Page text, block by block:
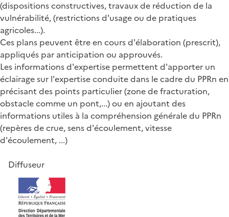
(dispositions constructives, travaux de réduction de la
vulnérabilité, (restrictions d'usage ou de pratiques
agricoles...).
Ces plans peuvent être en cours d'élaboration (prescrit),
appliqués par anticipation ou approuvés.
Les informations d'expertise permettent d'apporter un
éclairage sur l'expertise conduite dans le cadre du PPRn en
précisant des points particulier (zone de fracturation,
obstacle comme un pont,...) ou en ajoutant des
informations utiles à la compréhension générale du PPRn
(repères de crue, sens d'écoulement, vitesse
d'écoulement, ...)
Diffuseur